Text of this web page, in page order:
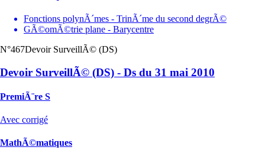
Fonctions polynÃ´mes - TrinÃ´me du second degrÃ©
GÃ©omÃ©trie plane - Barycentre
N°467Devoir SurveillÃ© (DS)
Devoir SurveillÃ© (DS) - Ds du 31 mai 2010
PremiÃ¨re S
Avec corrigé
MathÃ©matiques